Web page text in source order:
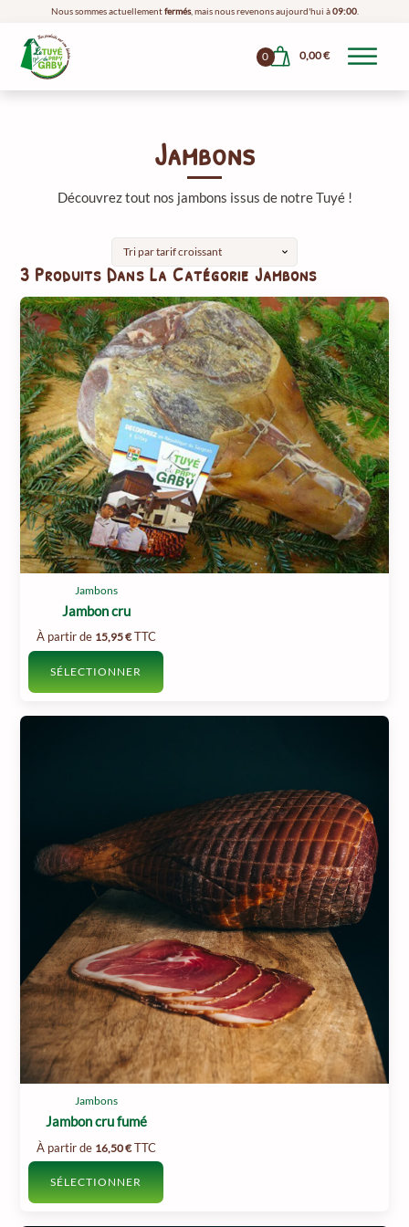
Nous sommes actuellementfermés, mais nous revenons aujourd'hui à09:00.
0,00€
0
Jambons
Découvrez tout nos jambons issus de notre Tuyé !
3 Produits Dans La Catégorie Jambons
Jambons
Jambon cru
À partir de 15,95€ TTC
SÉLECTIONNER
produit
peuvent
être
choisies
sur
la
page
du
produit
Jambons
Jambon cru fumé
À partir de 16,50€ TTC
SÉLECTIONNER